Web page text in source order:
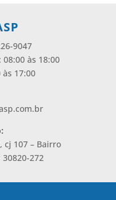
9047
às 18:00
17:00
cj 107 – Bairro
30820-272